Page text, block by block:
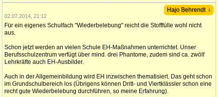
Hajo Behrendt ↓
02.07.2014, 21:12
Für ein eigenes Schulfach "Wiederbelebung" reicht die Stofffülle wohl nicht
aus.
Schon jetzt werden an vielen Schule EH-Maßnahmen unterrichtet. Unser
Berufsschulzentrum verfügt über mind. drei Phantome, zudem sind ca. zwölf
Lehrkräfte auch EH-Ausbilder.
Auch in der Allgemeinbildung wird EH inzwischen thematisiert. Das geht schon
im Grundschulbereich los (Übrigens können Dritt- und Viertklässler schon eine
recht gute Wiederbelebung durchführen, so meine Erfahrung).